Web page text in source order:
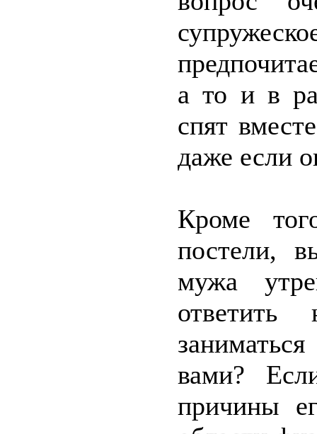
а то и в
спят
даже если
Кроме
постели,
мужа
вами?
причины